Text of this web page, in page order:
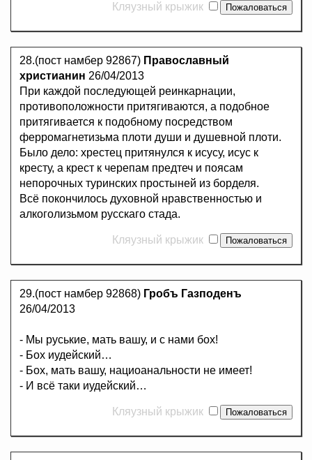
Кляузный крыжик
28.(пост намбер 92867) Православный
христианин 26/04/2013
При каждой последующей реинкарнации,
противоположности притягиваются, а подобное
притягивается к подобному посредством
ферромагнетизьма плоти души и душевной плоти.
Было дело: хрестец притянулся к исусу, исус к
кресту, а крест к черепам предтеч и поясам
непорочных туринских простыней из борделя.
Всё покончилось духовной нравственностью и
алкоголизьмом русскаго стада.
Кляузный крыжик
29.(пост намбер 92868) Гробъ Газподенъ
26/04/2013
- Мы руськие, мать вашу, и с нами бох!
- Бох иудейский…
- Бох, мать вашу, нациоанальности не имеет!
- И всё таки иудейский…
Кляузный крыжик